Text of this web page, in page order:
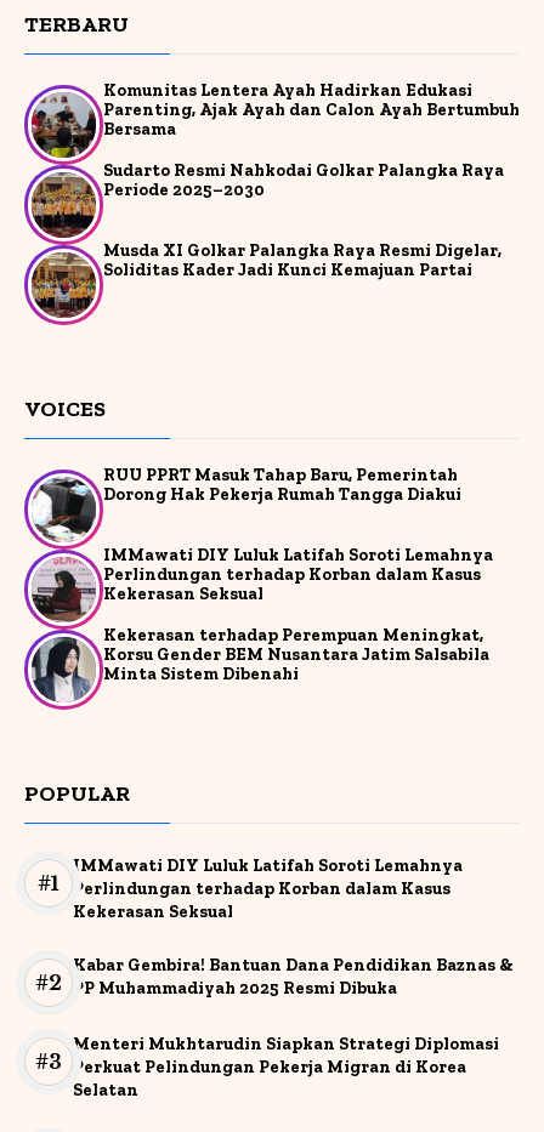
TERBARU
Komunitas Lentera Ayah Hadirkan Edukasi
Parenting, Ajak Ayah dan Calon Ayah Bertumbuh
Bersama
Sudarto Resmi Nahkodai Golkar Palangka Raya
Periode 2025–2030
Musda XI Golkar Palangka Raya Resmi Digelar,
Soliditas Kader Jadi Kunci Kemajuan Partai
VOICES
RUU PPRT Masuk Tahap Baru, Pemerintah
Dorong Hak Pekerja Rumah Tangga Diakui
IMMawati DIY Luluk Latifah Soroti Lemahnya
Perlindungan terhadap Korban dalam Kasus
Kekerasan Seksual
Kekerasan terhadap Perempuan Meningkat,
Korsu Gender BEM Nusantara Jatim Salsabila
Minta Sistem Dibenahi
POPULAR
IMMawati DIY Luluk Latifah Soroti Lemahnya
Perlindungan terhadap Korban dalam Kasus
Kekerasan Seksual
Kabar Gembira! Bantuan Dana Pendidikan Baznas &
PP Muhammadiyah 2025 Resmi Dibuka
Menteri Mukhtarudin Siapkan Strategi Diplomasi
Perkuat Pelindungan Pekerja Migran di Korea
Selatan